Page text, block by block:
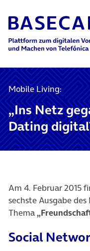
Main Navigation
Mobile Living:
„Ins Netz
Dating
Am 4. Februar 2015
sechste Ausgabe
Thema
Social